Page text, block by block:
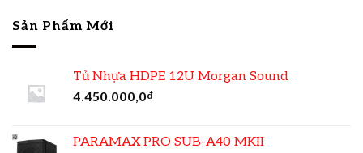
Sản Phẩm Mới
Tủ Nhựa HDPE 12U Morgan Sound
4.450.000,0₫
PARAMAX PRO SUB-A40 MKII